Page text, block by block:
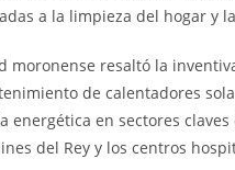
a la limpieza del hogar y
moronense resaltó la
de calentadores
energética en sectores
del Rey y los centros